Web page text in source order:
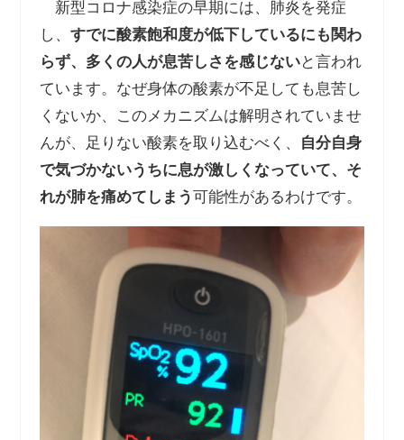
新型コロナ感染症の早期には、肺炎を発症
し、 すでに酸素飽和度が低下しているにも関わ
らず、多くの人が息苦しさを感じないと言われ
ています。なぜ身体の酸素が不足しても息苦し
くないか、このメカニズムは解明されていませ
んが、足りない酸素を取り込むべく、
自分自身
で気づかないうちに息が激しくなっていて、そ
れが肺を痛めてしまう可能性があるわけです。